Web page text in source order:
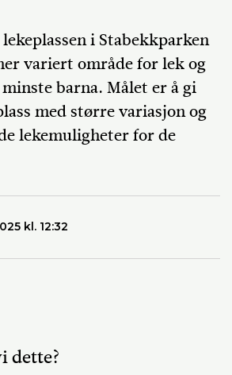
i Stabekkparken
variert område for lek og
barna. Målet er å gi
med større variasjon og
lekemuligheter for de
kl. 12:32
dette?